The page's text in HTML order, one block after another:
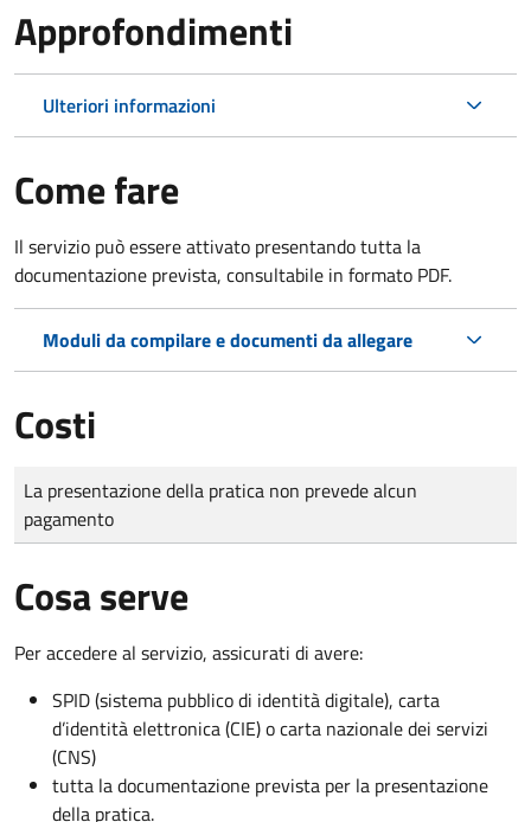
Approfondimenti
Ulteriori informazioni
Come fare
Il servizio può essere attivato presentando tutta la
documentazione prevista, consultabile in formato PDF.
Moduli da compilare e documenti da allegare
Costi
Tipo di pagamento
Importo
La presentazione della pratica non prevede alcun
pagamento
Cosa serve
Per accedere al servizio, assicurati di avere:
SPID (sistema pubblico di identità digitale), carta
d’identità elettronica (CIE) o carta nazionale dei servizi
(CNS)
tutta la documentazione prevista per la presentazione
della pratica.